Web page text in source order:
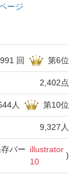
ージ
回 第6位
2,402点
人 第10位
9,327 人
バー illustrator
10
)